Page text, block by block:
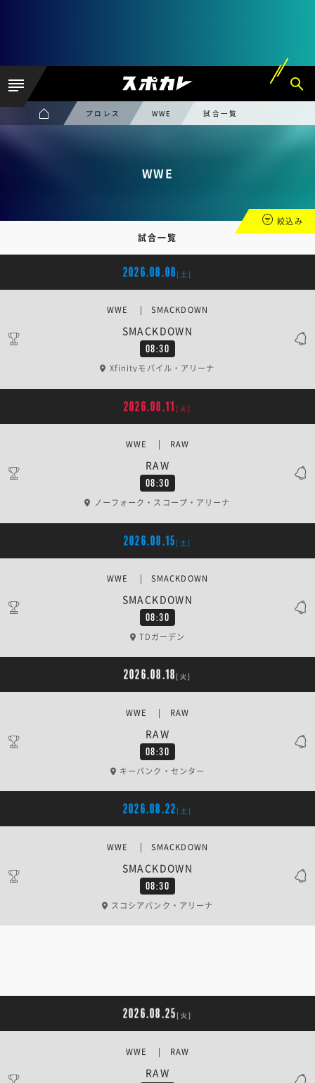
プロレス WWE 試合一覧
WWE
試合一覧
絞込み
2026.08.08 [土]
08:30
SMACKDOWN
WWE | SMACKDOWN
Xfinityモバイル・アリーナ
2026.08.11 [火]
08:30
RAW
WWE | RAW
ノーフォーク・スコープ・アリーナ
2026.08.15 [土]
08:30
SMACKDOWN
WWE | SMACKDOWN
TDガーデン
2026.08.18 [火]
08:30
RAW
WWE | RAW
キーバンク・センター
2026.08.22 [土]
08:30
SMACKDOWN
WWE | SMACKDOWN
スコシアバンク・アリーナ
2026.08.25 [火]
RAW
WWE | RAW